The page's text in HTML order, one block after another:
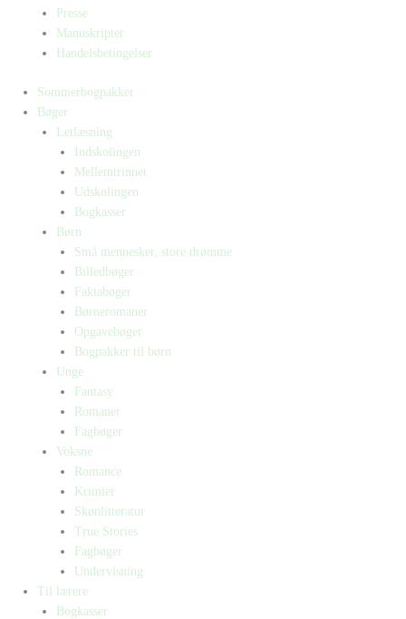
Presse
Manuskripter
Handelsbetingelser
Sommerbogpakker
Bøger
Letlæsning
Indskolingen
Mellemtrinnet
Udskolingen
Bogkasser
Børn
Små mennesker, store drømme
Billedbøger
Faktabøger
Børneromaner
Opgavebøger
Bogpakker til børn
Unge
Fantasy
Romaner
Fagbøger
Voksne
Romance
Krimier
Skønlitteratur
True Stories
Fagbøger
Undervisning
Til lærere
Bogkasser